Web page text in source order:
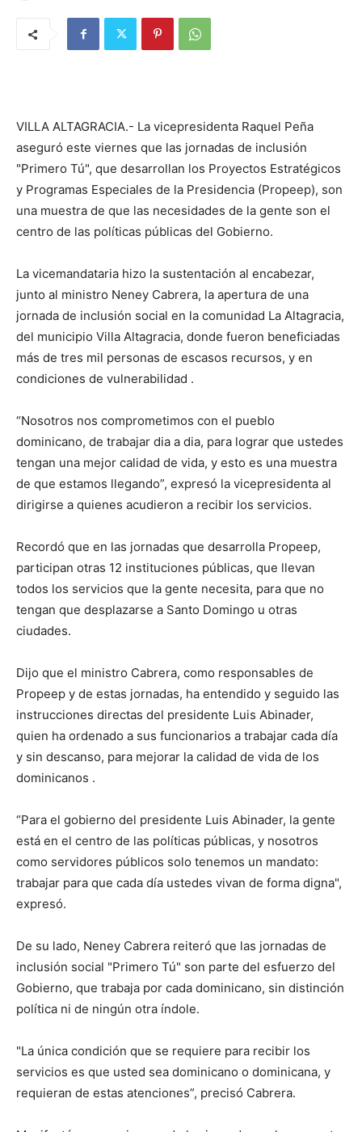
VILLA ALTAGRACIA.- La vicepresidenta Raquel Peña
aseguró este viernes que las jornadas de inclusión
"Primero Tú", que desarrollan los Proyectos Estratégicos
y Programas Especiales de la Presidencia (Propeep), son
una muestra de que las necesidades de la gente son el
centro de las políticas públicas del Gobierno.
La vicemandataria hizo la sustentación al encabezar,
junto al ministro Neney Cabrera, la apertura de una
jornada de inclusión social en la comunidad La Altagracia,
del municipio Villa Altagracia, donde fueron beneficiadas
más de tres mil personas de escasos recursos, y en
condiciones de vulnerabilidad .
“Nosotros nos comprometimos con el pueblo
dominicano, de trabajar dia a dia, para lograr que ustedes
tengan una mejor calidad de vida, y esto es una muestra
de que estamos llegando”, expresó la vicepresidenta al
dirigirse a quienes acudieron a recibir los servicios.
Recordó que en las jornadas que desarrolla Propeep,
participan otras 12 instituciones públicas, que llevan
todos los servicios que la gente necesita, para que no
tengan que desplazarse a Santo Domingo u otras
ciudades.
Dijo que el ministro Cabrera, como responsables de
Propeep y de estas jornadas, ha entendido y seguido las
instrucciones directas del presidente Luis Abinader,
quien ha ordenado a sus funcionarios a trabajar cada día
y sin descanso, para mejorar la calidad de vida de los
dominicanos .
“Para el gobierno del presidente Luis Abinader, la gente
está en el centro de las políticas públicas, y nosotros
como servidores públicos solo tenemos un mandato:
trabajar para que cada día ustedes vivan de forma digna",
expresó.
De su lado, Neney Cabrera reiteró que las jornadas de
inclusión social "Primero Tú" son parte del esfuerzo del
Gobierno, que trabaja por cada dominicano, sin distinción
política ni de ningún otra índole.
"La única condición que se requiere para recibir los
servicios es que usted sea dominicano o dominicana, y
requieran de estas atenciones”, precisó Cabrera.